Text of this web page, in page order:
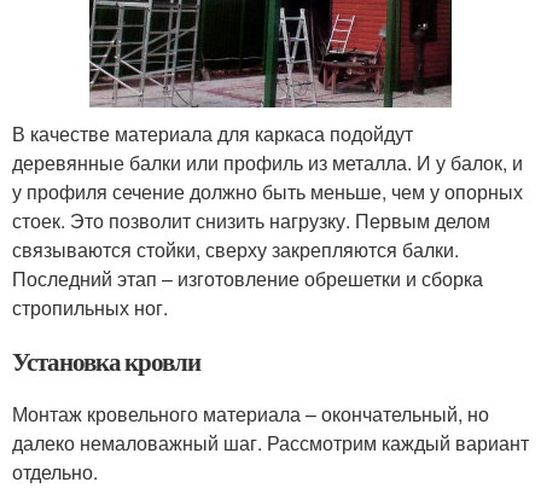
В качестве материала для каркаса подойдут
деревянные балки или профиль из металла. И у балок, и
у профиля сечение должно быть меньше, чем у опорных
стоек. Это позволит снизить нагрузку. Первым делом
связываются стойки, сверху закрепляются балки.
Последний этап – изготовление обрешетки и сборка
стропильных ног.
Установка кровли
Монтаж кровельного материала – окончательный, но
далеко немаловажный шаг. Рассмотрим каждый вариант
отдельно.